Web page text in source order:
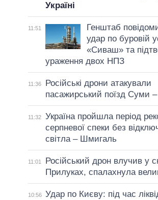
Україні
11:51
Генштаб
удар по буровій
«Сиваш» та
ураження двох НПЗ
11:36
Російські дрони атакували
пасажирський поїзд Суми –
11:32
Україна пройшла період
серпневої спеки без
світла – Шмигаль
11:01
Російський дрон влучив у
Прилуках, спалахнула
10:56 Удар по Києву: під час